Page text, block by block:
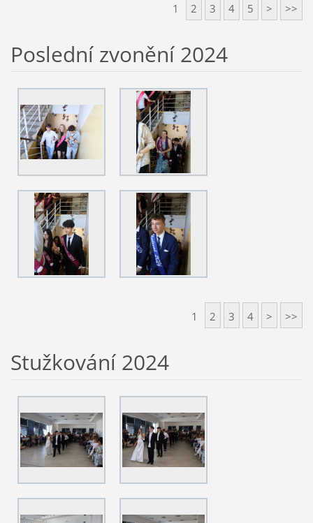
1 2 3 4 5 > >>
Poslední zvonění 2024
1 2 3 4 > >>
Stužkování 2024